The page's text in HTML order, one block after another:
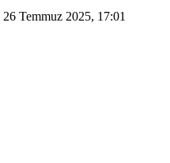
26 Temmuz 2025, 17:01